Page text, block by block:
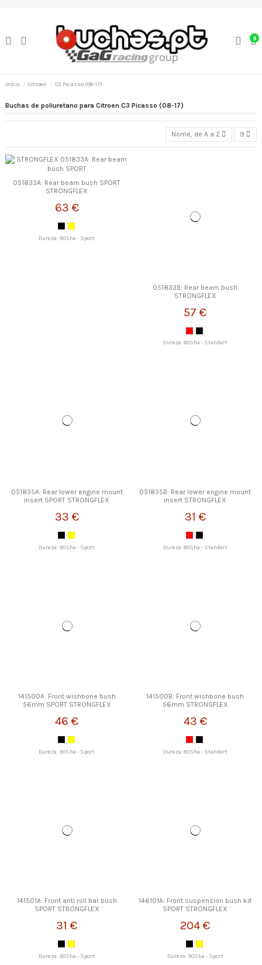
0
Início Citroen C3 Picasso (08-17)
Buchas de poliuretano para Citroen C3 Picasso (08-17)
Nome, de A a Z 9
051833A: Rear beam bush SPORT
STRONGFLEX
63 €
Dureza: 90Sha - Sport
051833B: Rear beam bush
STRONGFLEX
57 €
Dureza: 80Sha - Standart
051835A: Rear lower engine mount
insert SPORT STRONGFLEX
33 €
Dureza: 90Sha - Sport
051835B: Rear lower engine mount
insert STRONGFLEX
31 €
Dureza: 80Sha - Standart
141500A: Front wishbone bush
56mm SPORT STRONGFLEX
46 €
Dureza: 90Sha - Sport
141500B: Front wishbone bush
56mm STRONGFLEX
43 €
Dureza: 80Sha - Standart
141501A: Front anti roll bar bush
SPORT STRONGFLEX
31 €
Dureza: 90Sha - Sport
146101A: Front suspension bush kit
SPORT STRONGFLEX
204 €
Dureza: 90Sha - Sport